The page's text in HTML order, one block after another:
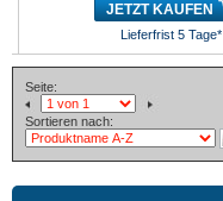
JETZT KAUFEN
Lieferfrist 5 Tage*
Seite:
Sortieren nach: